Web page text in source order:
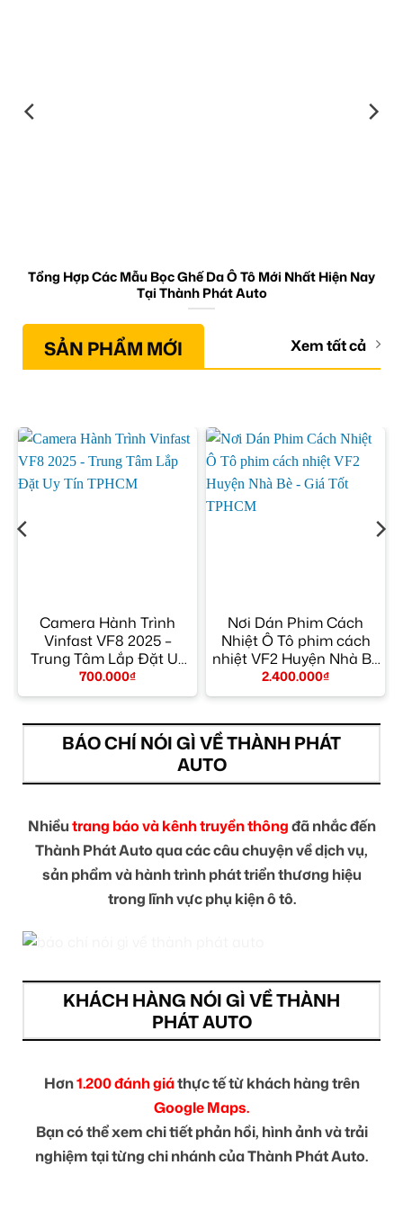
Tổng Hợp Các Mẫu Bọc Ghế Da Ô Tô Mới Nhất Hiện Nay
Tại Thành Phát Auto
SẢN PHẨM MỚI Xem tất cả
Camera Hành Trình
Vinfast VF8 2025 –
Trung Tâm Lắp Đặt Uy
Tín TPHCM
700.000₫
Nơi Dán Phim Cách
Nhiệt Ô Tô phim cách
nhiệt VF2 Huyện Nhà Bè
– Giá Tốt TPHCM
2.400.000₫
BÁO CHÍ NÓI GÌ VỀ THÀNH PHÁT
AUTO
Nhiềutrang báo và kênh truyền thôngđã nhắc đến
Thành Phát Auto qua các câu chuyện về dịch vụ,
sản phẩm và hành trình phát triển thương hiệu
trong lĩnh vực phụ kiện ô tô.
KHÁCH HÀNG NÓI GÌ VỀ THÀNH
PHÁT AUTO
Hơn1.200 đánh giáthực tế từ khách hàng trên
Google Maps.
Bạn có thể xem chi tiết phản hồi, hình ảnh và trải
nghiệm tại từng chi nhánh của Thành Phát Auto.